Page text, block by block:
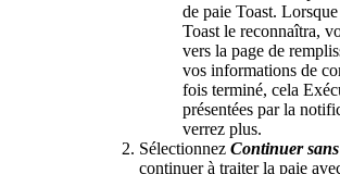
de paie Toast.
Toast le reconnaîtra,
vers la page de
vos informations de
fois terminé, cela
présentées par la
verrez plus.
Sélectionnez Continuer
continuer à traiter la paie